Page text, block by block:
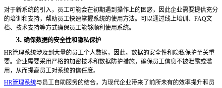
对于新系统的引入，员工可能会在初期遇到操作上的困惑，因此企业需要提供充分
的培训和支持，帮助员工快速掌握系统的使用方法。可以通过线上培训、 FAQ文
档、技术支持等方式确保员工能够顺利使用系统。
3. 确保数据的安全性和隐私保护
HR管理系统涉及到大量的员工个人数据，因此，数据的安全性和隐私保护至关重
要。企业需要采用严格的加密技术和数据防护措施，确保员工信息不被泄露或滥
用，从而提高员工对系统的信任度。
HR管理系统与员工自助服务的结合，为现代企业带来了前所未有的效率提升和员